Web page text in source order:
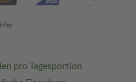
pro Tagesportion